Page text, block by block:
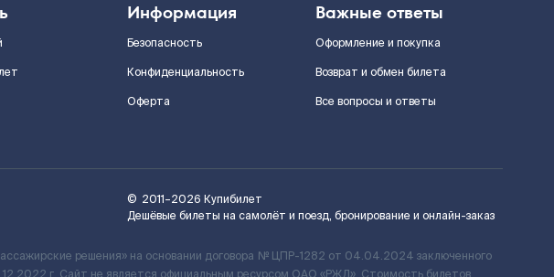
Информация
Безопасность
Конфиденциальность
Оферта
Важные ответы
Оформление и покупка
Возврат и обмен билета
Все вопросы и ответы
© 2011–2026 Купибилет
Дешёвые билеты на самолёт и поезд, бронирование и онлайн-заказ
решения» на основании договора № ЦПР-1282 от 04.04.2024 заключенного